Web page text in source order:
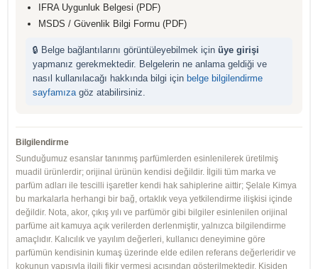
IFRA Uygunluk Belgesi (PDF)
MSDS / Güvenlik Bilgi Formu (PDF)
🔒 Belge bağlantılarını görüntüleyebilmek için üye girişi
yapmanız gerekmektedir. Belgelerin ne anlama geldiği ve
nasıl kullanılacağı hakkında bilgi için belge bilgilendirme
sayfamızagöz atabilirsiniz.
Bilgilendirme
Sunduğumuz esanslar tanınmış parfümlerden esinlenilerek üretilmiş
muadil ürünlerdir; orijinal ürünün kendisi değildir. İlgili tüm marka ve
parfüm adları ile tescilli işaretler kendi hak sahiplerine aittir; Şelale Kimya
bu markalarla herhangi bir bağ, ortaklık veya yetkilendirme ilişkisi içinde
değildir. Nota, akor, çıkış yılı ve parfümör gibi bilgiler esinlenilen orijinal
parfüme ait kamuya açık verilerden derlenmiştir, yalnızca bilgilendirme
amaçlıdır. Kalıcılık ve yayılım değerleri, kullanıcı deneyimine göre
parfümün kendisinin kumaş üzerinde elde edilen referans değerleridir ve
kokunun yapısıyla ilgili fikir vermesi açısından gösterilmektedir. Kişiden